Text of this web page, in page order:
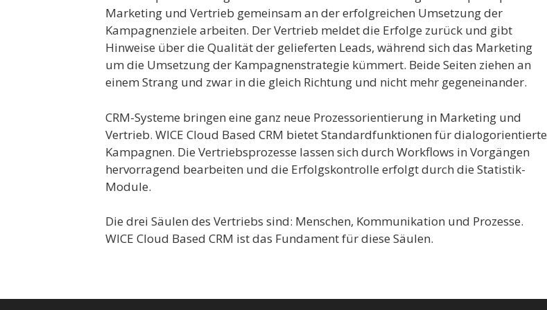
Marketing und Vertrieb gemeinsam an der erfolgreichen Umsetzung der
Kampagnenziele arbeiten. Der Vertrieb meldet die Erfolge zurück und gibt
Hinweise über die Qualität der gelieferten Leads, während sich das Marketing
um die Umsetzung der Kampagnenstrategie kümmert. Beide Seiten ziehen an
einem Strang und zwar in die gleich Richtung und nicht mehr gegeneinander.
CRM-Systeme bringen eine ganz neue Prozessorientierung in Marketing und
Vertrieb. WICE Cloud Based CRM bietet Standardfunktionen für dialogorientierte
Kampagnen. Die Vertriebsprozesse lassen sich durch Workflows in Vorgängen
hervorragend bearbeiten und die Erfolgskontrolle erfolgt durch die Statistik-
Module.
Die drei Säulen des Vertriebs sind: Menschen, Kommunikation und Prozesse.
WICE Cloud Based CRM ist das Fundament für diese Säulen.